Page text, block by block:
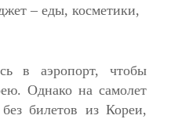
– еды, косметики,
в аэропорт, чтобы
Однако на самолет
билетов из Кореи,